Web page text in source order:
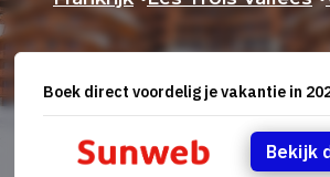
Boek direct voordelig je vakantie in
Bekijk